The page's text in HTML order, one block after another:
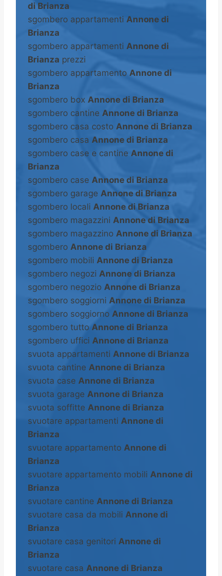
di Brianza
sgombero appartamenti Annone di
Brianza
sgombero appartamenti Annone di
Brianza prezzi
sgombero appartamento Annone di
Brianza
sgombero box Annone di Brianza
sgombero cantine Annone di Brianza
sgombero casa costo Annone di Brianza
sgombero casa Annone di Brianza
sgombero case e cantine Annone di
Brianza
sgombero case Annone di Brianza
sgombero garage Annone di Brianza
sgombero locali Annone di Brianza
sgombero magazzini Annone di Brianza
sgombero magazzino Annone di Brianza
sgombero Annone di Brianza
sgombero mobili Annone di Brianza
sgombero negozi Annone di Brianza
sgombero negozio Annone di Brianza
sgombero soggiorni Annone di Brianza
sgombero soggiorno Annone di Brianza
sgombero tutto Annone di Brianza
sgombero uffici Annone di Brianza
svuota appartamenti Annone di Brianza
svuota cantine Annone di Brianza
svuota case Annone di Brianza
svuota garage Annone di Brianza
svuota soffitte Annone di Brianza
svuotare appartamenti Annone di
Brianza
svuotare appartamento Annone di
Brianza
svuotare appartamento mobili Annone di
Brianza
svuotare cantine Annone di Brianza
svuotare casa da mobili Annone di
Brianza
svuotare casa genitori Annone di
Brianza
svuotare casa Annone di Brianza